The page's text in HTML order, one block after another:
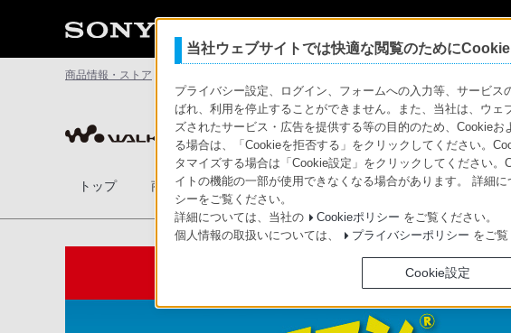
商品情報・ストア
ポータブルオーディオプレーヤー ウォークマン
トップ 商品一覧 アクセサリー 比較表 使いこなしガイド
当社ウェブサイトでは快適な閲覧のためにCookie
プライバシー設定、ログイン、フォームへの入力等、サービ
ばれ、利用を停止することができません。また、当社は、ウ
ズされたサービス・広告を提供する等の目的のため、Cookie
る場合は、「Cookieを拒否する」をクリックしてください。
タマイズする場合は「Cookie設定」をクリックしてください
イトの機能の一部が使用できなくなる場合があります。 詳細
シーをご覧ください。
詳細については、当社の
Cookieポリシー をご覧ください。
個人情報の取扱いについては、
プライバシーポリシー をご覧
Cookie設定